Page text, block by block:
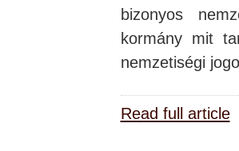
bizonyos
kormány mit
nemzetiségi
Read full article